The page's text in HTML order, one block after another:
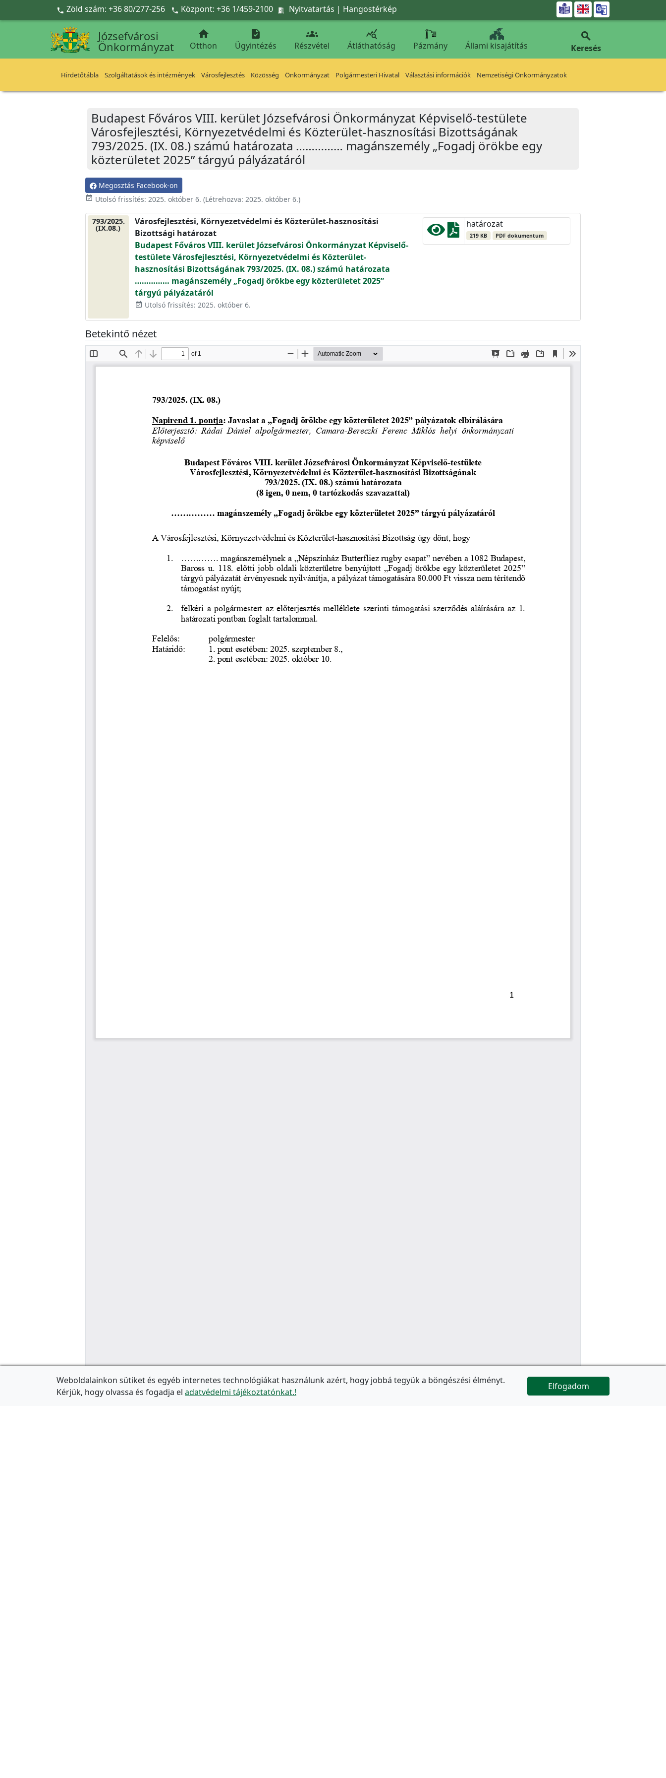
Ugrás a fő tartalomra
 Zöld szám: +36 80/277-256  Központ: +36 1/459-2100  Nyitvatartás | Hangostérkép 
Józsefvárosi
Önkormányzat

Otthon

Ügyintézés

Részvétel

Átláthatóság Pázmány Állami kisajátítás

Keresés
Hirdetőtábla Szolgáltatások és intézmények Városfejlesztés Közösség Önkormányzat Polgármesteri Hivatal Választási információk Nemzetiségi Önkormányzatok
Budapest Főváros VIII. kerület Józsefvárosi Önkormányzat Képviselő-testülete
Városfejlesztési, Környezetvédelmi és Közterület-hasznosítási Bizottságának
793/2025. (IX. 08.) számú határozata …………… magánszemély „Fogadj örökbe egy
közterületet 2025” tárgyú pályázatáról
Megosztás Facebook-on
event_available Utolsó frissítés: 2025. október 6. (Létrehozva: 2025. október 6.)
793/2025.
(IX.08.)
Városfejlesztési, Környezetvédelmi és Közterület-hasznosítási
Bizottsági határozat
Budapest Főváros VIII. kerület Józsefvárosi Önkormányzat Képviselő-
testülete Városfejlesztési, Környezetvédelmi és Közterület-
hasznosítási Bizottságának 793/2025. (IX. 08.) számú határozata
…………… magánszemély „Fogadj örökbe egy közterületet 2025”
tárgyú pályázatáról
event_available Utolsó frissítés: 2025. október 6.
határozat
219 KB PDF dokumentum
Betekintő nézet
Az oldal folytatódik
Weboldalainkon sütiket és egyéb internetes technológiákat használunk azért, hogy jobbá tegyük a böngészési élményt.
Kérjük, hogy olvassa és fogadja el adatvédelmi tájékoztatónkat.!
Elfogadom